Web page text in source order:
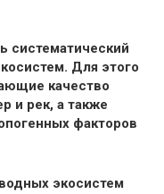
систематический
Для этого
качество
и рек, а также
факторов
экосистем